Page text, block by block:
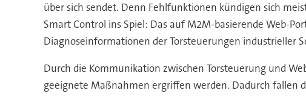
über sich sendet. Denn Fehlfunktionen kündigen sich
Smart Control ins Spiel: Das auf M2M-basierende Web-
Diagnoseinformationen der Torsteuerungen industrieller
Durch die Kommunikation zwischen Torsteuerung und
geeignete Maßnahmen ergriffen werden. Dadurch fallen